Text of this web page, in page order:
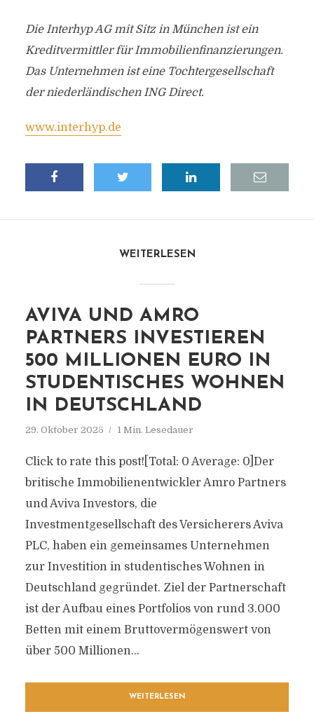
Die Interhyp AG mit Sitz in München ist ein
Kreditvermittler für Immobilienfinanzierungen.
Das Unternehmen ist eine Tochtergesellschaft
der niederländischen ING Direct.
www.interhyp.de
WEITERLESEN
AVIVA UND AMRO
PARTNERS INVESTIEREN
500 MILLIONEN EURO IN
STUDENTISCHES WOHNEN
IN DEUTSCHLAND
29. Oktober 2025 1 Min. Lesedauer
Click to rate this post![Total: 0 Average: 0]Der
britische Immobilienentwickler Amro Partners
und Aviva Investors, die
Investmentgesellschaft des Versicherers Aviva
PLC, haben ein gemeinsames Unternehmen
zur Investition in studentisches Wohnen in
Deutschland gegründet. Ziel der Partnerschaft
ist der Aufbau eines Portfolios von rund 3.000
Betten mit einem Bruttovermögenswert von
über 500 Millionen...
WEITERLESEN